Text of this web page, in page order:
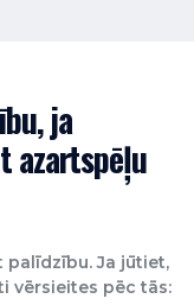
ja
azartspēļu
Ja jūtiet,
vērsieites pēc tās: